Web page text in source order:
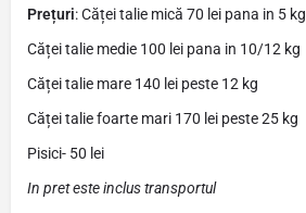
Prețuri: Căței talie mică 70 lei pana in 5 kg
Căței talie medie 100 lei pana in 10/12 kg
Căței talie mare 140 lei peste 12 kg
Căței talie foarte mari 170 lei peste 25 kg
Pisici- 50 lei
In pret este inclus transportul